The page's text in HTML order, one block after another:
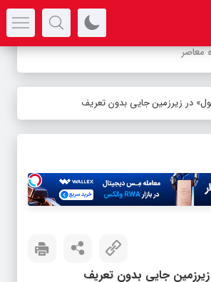
در زیرزمین جایی بدون تعریف
جایی بدون تعریف